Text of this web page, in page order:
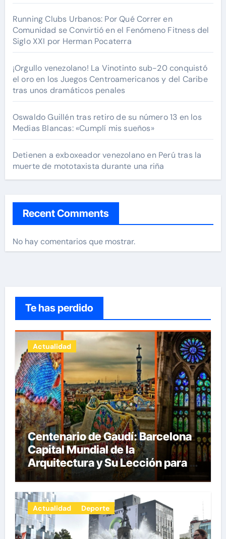
Running Clubs Urbanos: Por Qué Correr en
Comunidad se Convirtió en el Fenómeno Fitness del
Siglo XXI por Herman Pocaterra
¡Orgullo venezolano! La Vinotinto sub-20 conquistó
el oro en los Juegos Centroamericanos y del Caribe
tras unos dramáticos penales
Oswaldo Guillén tras retiro de su número 13 en los
Medias Blancas: «Cumplí mis sueños»
Detienen a exboxeador venezolano en Perú tras la
muerte de mototaxista durante una riña
Recent Comments
No hay comentarios que mostrar.
Te has perdido
Actualidad
Centenario de Gaudí: Barcelona
Capital Mundial de la
Arquitectura y Su Lección para la
Innovación por Carlos Julio
Heydra Castillo
Actualidad Deporte